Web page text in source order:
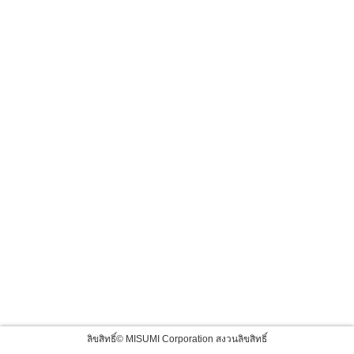
ลิขสิทธิ์© MISUMI Corporation สงวนลิขสิทธิ์